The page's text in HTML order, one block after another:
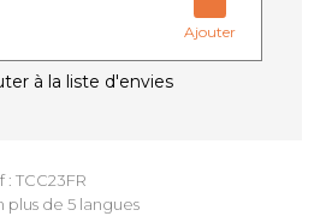
: TCC23FR
plus de 5 langues
Ajouter
à la liste d'envies